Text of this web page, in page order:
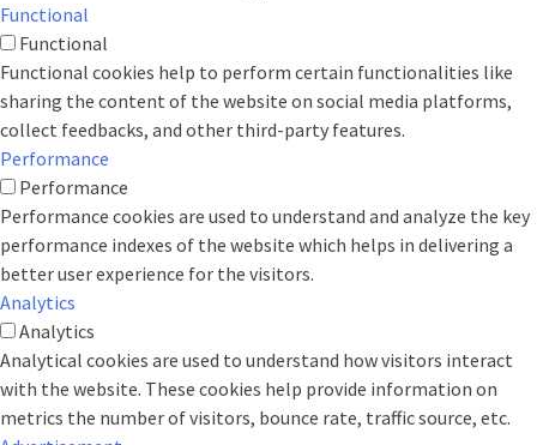
Functional
Functional
Functional cookies help to perform certain functionalities like
sharing the content of the website on social media platforms,
collect feedbacks, and other third-party features.
Performance
Performance
Performance cookies are used to understand and analyze the key
performance indexes of the website which helps in delivering a
better user experience for the visitors.
Analytics
Analytics
Analytical cookies are used to understand how visitors interact
with the website. These cookies help provide information on
metrics the number of visitors, bounce rate, traffic source, etc.